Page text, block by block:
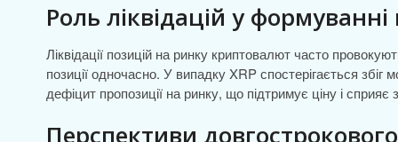
Роль ліквідацій у
Ліквідації позицій на ринку криптовалют часто
позиції одночасно. У випадку XRP спостерігається
дефіцит пропозиції на ринку, що підтримує ціну і сприяє
Перспективи